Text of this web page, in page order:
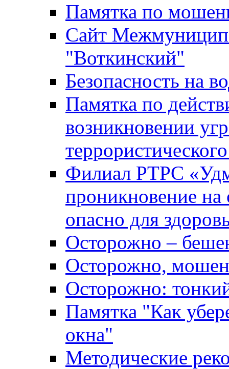
Памятка по
Сайт
"Воткинский"
Безопасность на
Памятка по
возникновении
Филиал РТРС
проникновение на
опасно для
Осторожно –
Осторожно,
Осторожно:
Памятка "Как
окна"
Методические